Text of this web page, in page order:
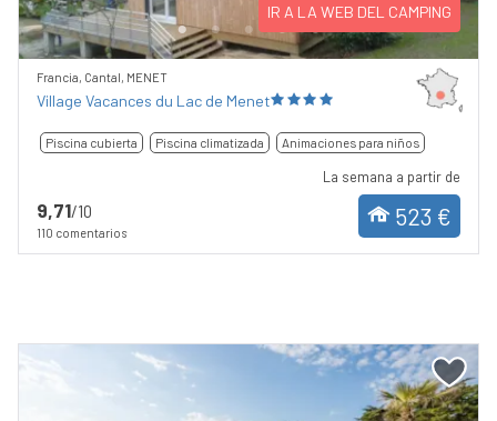
IR A LA WEB DEL CAMPING
Francia, Cantal, MENET
Village Vacances du Lac de Menet
Piscina cubierta Piscina climatizada Animaciones para niños
9,71/10
110 comentarios
La semana a partir de
523 €